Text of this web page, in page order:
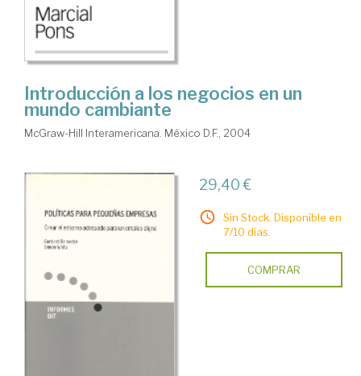
Introducción a los negocios en un
mundo cambiante
McGraw-Hill Interamericana. México D.F., 2004
29,40 €
Sin Stock. Disponible en
7/10 días.
COMPRAR